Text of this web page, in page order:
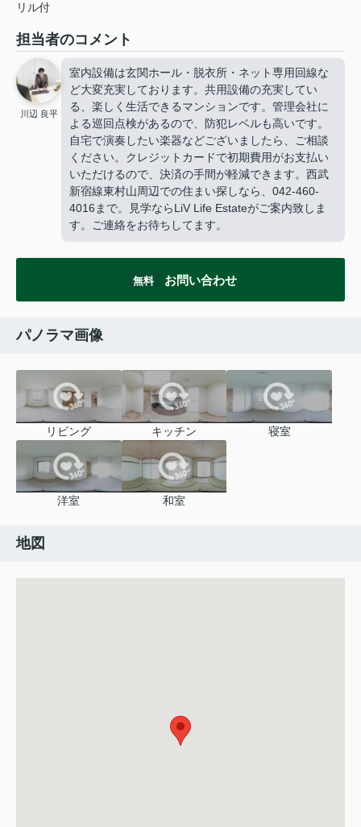
リル付
担当者のコメント
川辺 良平
室内設備は玄関ホール・脱衣所・ネット専用回線な
ど大変充実しております。共用設備の充実してい
る、楽しく生活できるマンションです。管理会社に
よる巡回点検があるので、防犯レベルも高いです。
自宅で演奏したい楽器などございましたら、ご相談
ください。クレジットカードで初期費用がお支払い
いただけるので、決済の手間が軽減できます。西武
新宿線東村山周辺での住まい探しなら、042-460-
4016まで。見学ならLiV Life Estateがご案内致しま
す。ご連絡をお待ちしてます。
無料 お問い合わせ
パノラマ画像
リビング キッチン 寝室
洋室 和室
地図